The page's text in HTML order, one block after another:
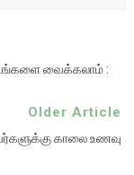
வைக்கலாம் :
Older Article
காலை உணவு